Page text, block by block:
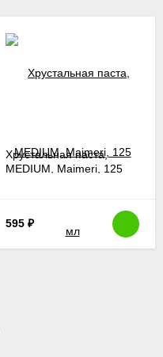
Хрустальная паста,
MEDIUM, Maimeri, 125
595 ₽